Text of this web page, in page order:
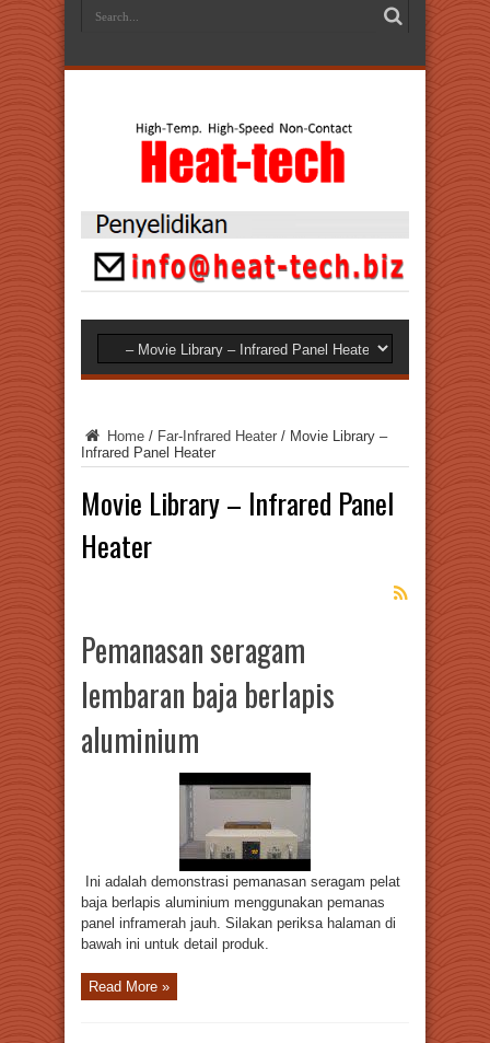
Home / Far-Infrared Heater / Movie Library –
Infrared Panel Heater
Movie Library – Infrared Panel
Heater
Pemanasan seragam
lembaran baja berlapis
aluminium
Ini adalah demonstrasi pemanasan seragam pelat
baja berlapis aluminium menggunakan pemanas
panel inframerah jauh. Silakan periksa halaman di
bawah ini untuk detail produk.
Read More »